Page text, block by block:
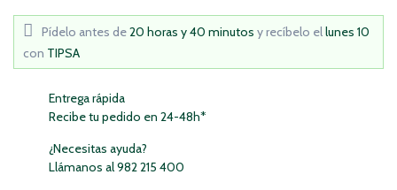
Pídelo antes de20 horas y 40 minutos y recíbelo ellunes 10
con TIPSA
Entrega rápida
Recibe tu pedido en 24-48h*
¿Necesitas ayuda?
Llámanos al 982 215 400